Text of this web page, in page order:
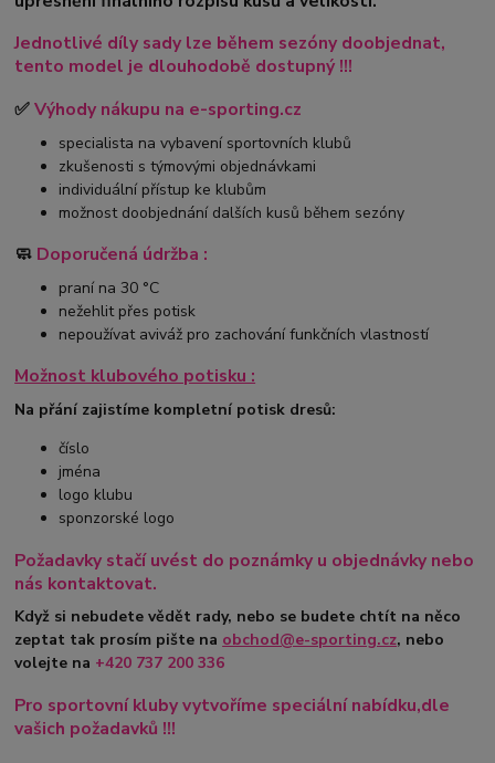
Jednotlivé díly sady lze během sezóny doobjednat,
tento model je dlouhodobě dostupný !!!
✅Výhody nákupu na e-sporting.cz
specialista na vybavení sportovních klubů
zkušenosti s týmovými objednávkami
individuální přístup ke klubům
možnost doobjednání dalších kusů během sezóny
🧼 Doporučená údržba :
praní na 30 °C
nežehlit přes potisk
nepoužívat aviváž pro zachování funkčních vlastností
Možnost klubového potisku :
Na přání zajistíme kompletní potisk dresů:
číslo
jména
logo klubu
sponzorské logo
Požadavky stačí uvést do poznámky u objednávky nebo
nás kontaktovat.
Když si nebudete vědět rady, nebo se budete chtít na něco
zeptat tak prosím pište na obchod@e-sporting.cz, nebo
volejte na +420 737 200 336
Pro sportovní kluby vytvoříme speciální nabídku,dle
vašich požadavků !!!